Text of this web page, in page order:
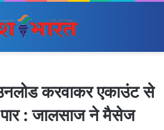
करवाकर एकाउंट से
: जालसाज ने मैसेज